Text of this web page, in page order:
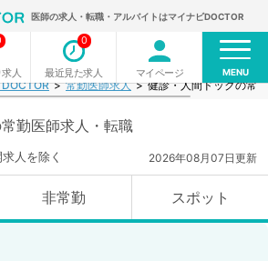
医師の求人・転職・アルバイトはマイナビDOCTOR
人 最近見た求人
0
マイページ MENU
常勤医師求人 健診・人間ドックの常
勤医師求人・転職
人を除く 2026年08月07日更新
非常勤 スポット